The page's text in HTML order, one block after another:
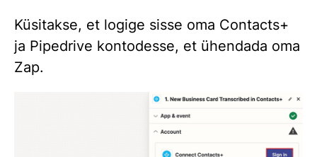
Küsitakse, et logige sisse oma Contacts+
ja Pipedrive kontodesse, et ühendada oma
Zap.